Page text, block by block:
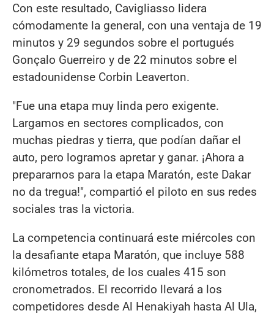
Con este resultado, Cavigliasso lidera
cómodamente la general, con una ventaja de 19
minutos y 29 segundos sobre el portugués
Gonçalo Guerreiro y de 22 minutos sobre el
estadounidense Corbin Leaverton.
"Fue una etapa muy linda pero exigente.
Largamos en sectores complicados, con
muchas piedras y tierra, que podían dañar el
auto, pero logramos apretar y ganar. ¡Ahora a
prepararnos para la etapa Maratón, este Dakar
no da tregua!", compartió el piloto en sus redes
sociales tras la victoria.
La competencia continuará este miércoles con
la desafiante etapa Maratón, que incluye 588
kilómetros totales, de los cuales 415 son
cronometrados. El recorrido llevará a los
competidores desde Al Henakiyah hasta Al Ula,